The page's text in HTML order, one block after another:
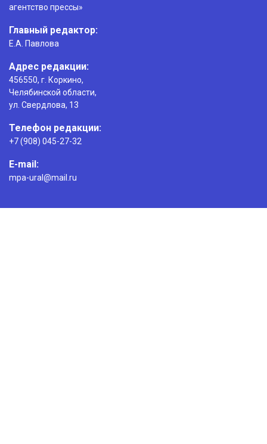
агентство прессы»
Главный редактор:
Е.А. Павлова
Адрес редакции:
456550, г. Коркино,
Челябинской области,
ул. Свердлова, 13
Телефон редакции:
+7 (908) 045-27-32
E-mail:
mpa-ural@mail.ru